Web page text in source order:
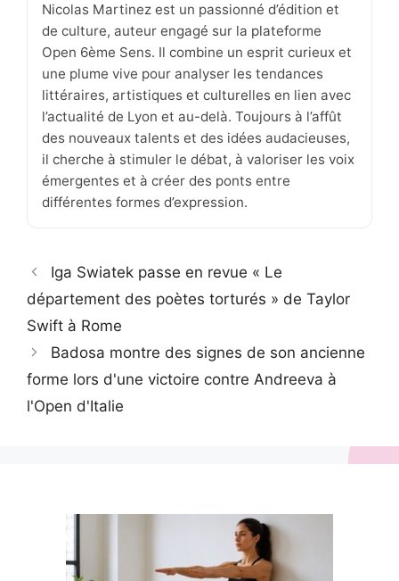
Nicolas Martinez est un passionné d’édition et
de culture, auteur engagé sur la plateforme
Open 6ème Sens. Il combine un esprit curieux et
une plume vive pour analyser les tendances
littéraires, artistiques et culturelles en lien avec
l’actualité de Lyon et au-delà. Toujours à l’affût
des nouveaux talents et des idées audacieuses,
il cherche à stimuler le débat, à valoriser les voix
émergentes et à créer des ponts entre
différentes formes d’expression.
Iga Swiatek passe en revue « Le
département des poètes torturés » de Taylor
Swift à Rome
Badosa montre des signes de son ancienne
forme lors d'une victoire contre Andreeva à
l'Open d'Italie